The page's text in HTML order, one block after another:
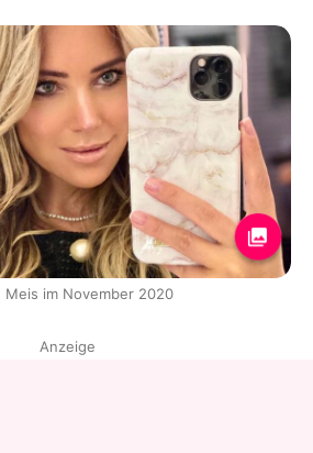
Meis im November 2020
Anzeige